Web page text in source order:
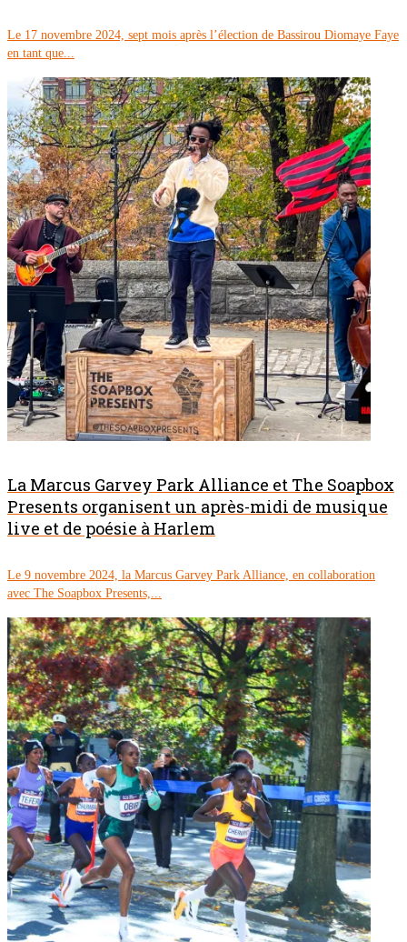
Le 17 novembre 2024, sept mois après l’élection de Bassirou Diomaye Faye
en tant que...
La Marcus Garvey Park Alliance et The Soapbox
Presents organisent un après-midi de musique
live et de poésie à Harlem
Le 9 novembre 2024, la Marcus Garvey Park Alliance, en collaboration
avec The Soapbox Presents,...